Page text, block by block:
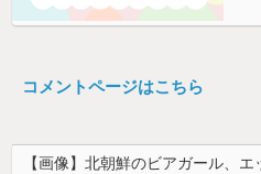
コメントページはこちら